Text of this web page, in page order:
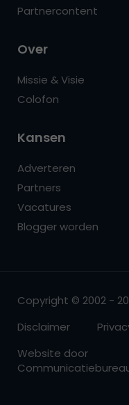
Partnercontent
Over
Missie & Visie
Colofon
Kansen
Adverteren
Partners
Vacatures
Blogger worden
Copyright © 2002 -
Disclaimer
Website door